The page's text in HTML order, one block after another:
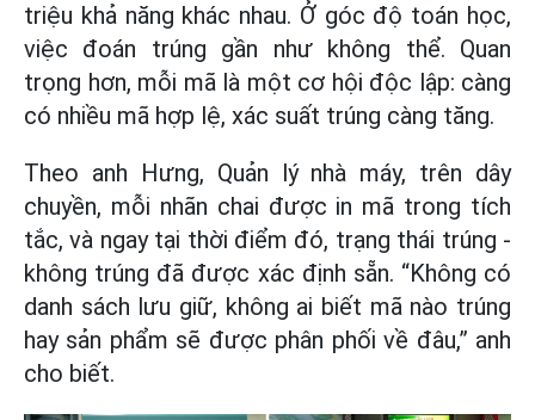
triệu khả năng khác nhau. Ở góc độ toán học,
việc đoán trúng gần như không thể. Quan
trọng hơn, mỗi mã là một cơ hội độc lập: càng
có nhiều mã hợp lệ, xác suất trúng càng tăng.
Theo anh Hưng, Quản lý nhà máy, trên dây
chuyền, mỗi nhãn chai được in mã trong tích
tắc, và ngay tại thời điểm đó, trạng thái trúng -
không trúng đã được xác định sẵn. “Không có
danh sách lưu giữ, không ai biết mã nào trúng
hay sản phẩm sẽ được phân phối về đâu,” anh
cho biết.